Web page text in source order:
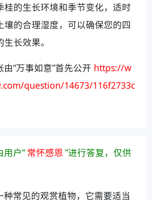
桂的生长环境和季节变化，适时
壤的合理湿度，可以确保您的四
长效果。
“万事如意”首先公开 https://w
question/14673/116f2733c
用户“ 常怀感恩 ”进行答复，仅供
种常见的观赏植物，它需要适当